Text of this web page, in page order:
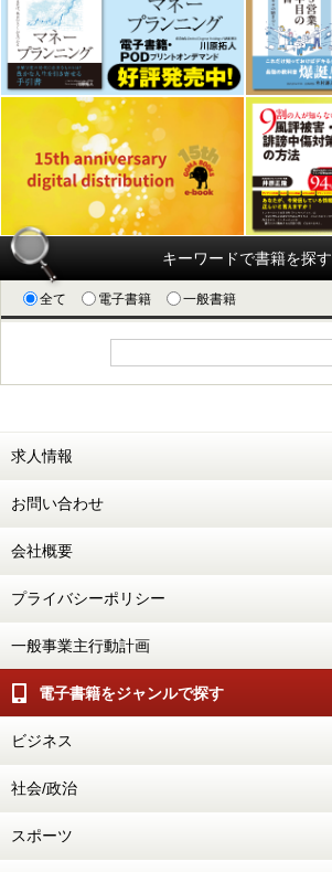
キーワードで書籍を探す
全て 電子書籍 一般書籍
求人情報
お問い合わせ
会社概要
プライバシーポリシー
一般事業主行動計画
電子書籍をジャンルで探す
ビジネス
社会/政治
スポーツ